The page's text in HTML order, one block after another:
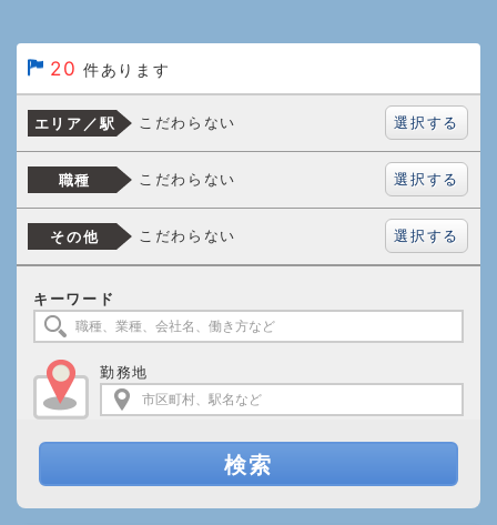
20 件あります
エリア／駅 こだわらない 選択する
職種 こだわらない 選択する
その他 こだわらない 選択する
キーワード
勤務地
検索